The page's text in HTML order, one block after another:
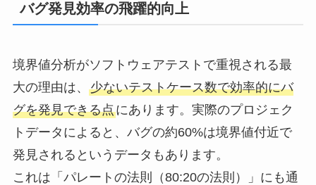
バグ発見効率の飛躍的向上
境界値分析がソフトウェアテストで重視される最
大の理由は、 少ないテストケース数で効率的にバ
グを発見できる点にあります。実際のプロジェク
トデータによると、バグの約60%は境界値付近で
発見されるというデータもあります。
これは「パレートの法則（80:20の法則）」にも通